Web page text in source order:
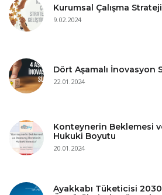
Kurumsal Çalışma
9.02.2024
Dört Aşamalı İnovasyon
22.01.2024
Konteynerin Beklemesi
Hukuki Boyutu
20.01.2024
Ayakkabı Tüketicisi 2030